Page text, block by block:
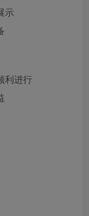
示
利进行